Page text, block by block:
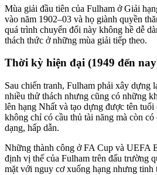
Mùa giải đầu tiên của Fulham ở Giải
vào năm 1902–03 và họ giành quyền
quá trình chuyển đổi này không hề dễ
thách thức ở những mùa giải tiếp theo.
Thời kỳ hiện đại (1949 đến
Sau chiến tranh, Fulham phải xây dựng
nhiều thử thách nhưng cũng có những
lên hạng Nhất và tạo dựng được tên
không chỉ có cầu thủ tài năng mà còn có
dạng, hấp dẫn.
Những thành công ở FA Cup và UEFA
định vị thế của Fulham trên đấu trường
mặt với nguy cơ xuống hạng nhưng tinh